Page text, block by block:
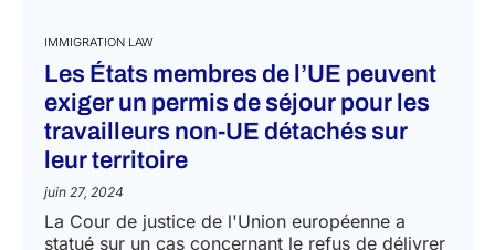
IMMIGRATION LAW
Les États membres de l’UE peuvent
exiger un permis de séjour pour les
travailleurs non-UE détachés sur
leur territoire
juin 27, 2024
La Cour de justice de l'Union européenne a
statué sur un cas concernant le refus de délivrer